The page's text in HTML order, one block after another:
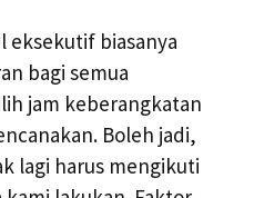
eksekutif biasanya
bagi semua
jam keberangkatan
Boleh jadi,
lagi harus mengikuti